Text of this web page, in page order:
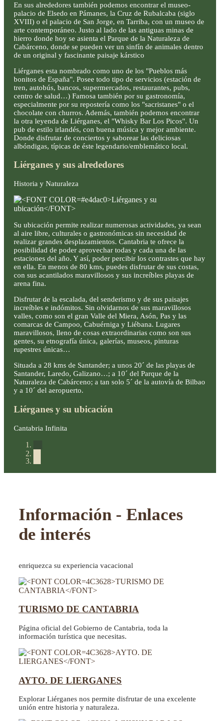
En sus alrededores también podemos encontrar el museo-
palacio de Elsedo en Pámanes, la Cruz de Rubalcaba (siglo
XVIII) o el palacio de San Jorge, en Tarriba, con un museo de
arte contemporáneo. Justo al lado de las antiguas minas de
hierro donde hoy se asienta el Parque de la Naturaleza de
Cabárceno, donde se pueden ver un sinfín de animales dentro
de un original y fascinante paisaje kárstico
Liérganes esta nombrado como uno de los "Pueblos más
bonitos de España". Posee todo tipo de servicios (estación de
tren, autobús, bancos, supermercados, restaurantes, pubs,
centro de salud…) Famosa también por su gastronomía,
especialmente por su repostería como los "sacristanes" o el
chocolate con churros. Además, también podemos encontrar
la otra leyenda de Liérganes, el "Whisky Bar Los Picos". Un
pub de estilo irlandés, con buena música y mejor ambiente.
Donde disfrutar de conciertos y saborear las deliciosas
albóndigas, típicas de éste legendario/emblemático local.
Liérganes y sus alrededores
Historia y Naturaleza
Su ubicación permite realizar numerosas actividades, ya sean
al aire libre, culturales o gastronómicas sin necesidad de
realizar grandes desplazamientos. Cantabria te ofrece la
posibilidad de poder aprovechar todas y cada una de las
estaciones del año. Y así, poder percibir los contrastes que hay
en ella. En menos de 80 kms, puedes disfrutar de sus costas,
con sus acantilados maravillosos y sus increíbles playas de
arena fina.
Disfrutar de la escalada, del senderismo y de sus paisajes
increíbles e indómitos. Sin olvidarnos de sus maravillosos
valles, como son el gran Valle del Miera, Asón, Pas y las
comarcas de Campoo, Cabuérniga y Liébana. Lugares
maravillosos, lleno de cosas extraordinarias como son sus
gentes, su etnografía única, galerías, museos, pinturas
rupestres únicas…
Situada a 28 kms de Santander; a unos 20´ de las playas de
Santander, Laredo, Galizano…; a 10´ del Parque de la
Naturaleza de Cabárceno; a tan solo 5´ de la autovía de Bilbao
y a 10´ del aeropuerto.
Liérganes y su ubicación
Cantabria Infinita
Información - Enlaces
de interés
enriquezca su experiencia vacacional
TURISMO DE CANTABRIA
Página oficial del Gobierno de Cantabria, toda la
información turística que necesitas.
AYTO. DE LIERGANES
Explorar Liérganes nos permite disfrutar de una excelente
unión entre historia y naturaleza.